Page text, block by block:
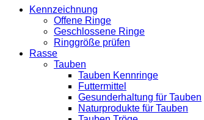
Kennzeichnung
Offene Ringe
Geschlossene Ringe
Ringgröße prüfen
Rasse
Tauben
Tauben Kennringe
Futtermittel
Gesunderhaltung für Tauben
Naturprodukte für Tauben